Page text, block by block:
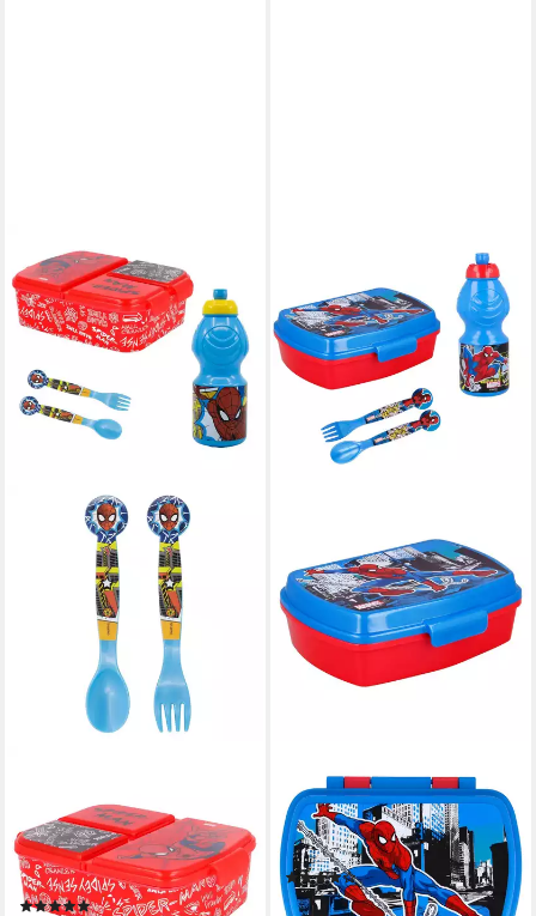
teiliges Set - 3 Kammer
Brotdose Trinkflasche
Besteck, (4-tlg)
(1)
MARVEL
Lunchbox Spiderman 4
teiliges Set - Brotdose
Trinkflasche Besteck, (4-tlg)
(1)
16,87 €